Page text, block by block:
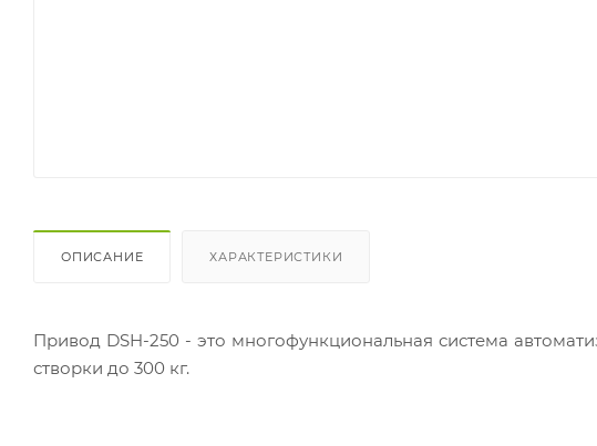
ОПИСАНИЕ ХАРАКТЕРИСТИКИ
Привод DSH-250 - это многофункциональная система
створки до 300 кг.